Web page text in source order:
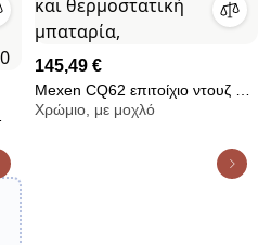
145,49 €
Mexen CQ62 επιτοίχιο ντουζ με
κεφαλή βροχής και θερμοστατική
Χρώμιο, με μοχλό